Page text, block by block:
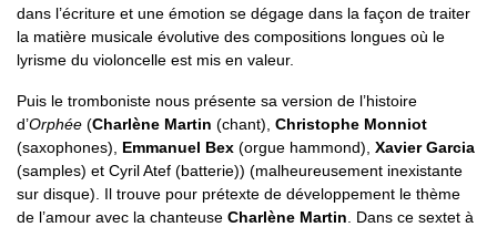
dans l’écriture et une émotion se dégage dans la façon de traiter
la matière musicale évolutive des compositions longues où le
lyrisme du violoncelle est mis en valeur.
Puis le tromboniste nous présente sa version de l’histoire
d’Orphée (Charlène Martin (chant), Christophe Monniot
(saxophones), Emmanuel Bex (orgue hammond), Xavier Garcia
(samples) et Cyril Atef (batterie)) (malheureusement inexistante
sur disque). Il trouve pour prétexte de développement le thème
de l’amour avec la chanteuse Charlène Martin . Dans ce sextet à